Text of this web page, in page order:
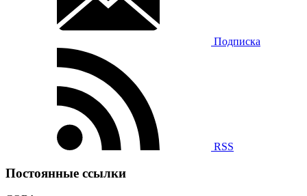
Подписка
RSS
Постоянные ссылки